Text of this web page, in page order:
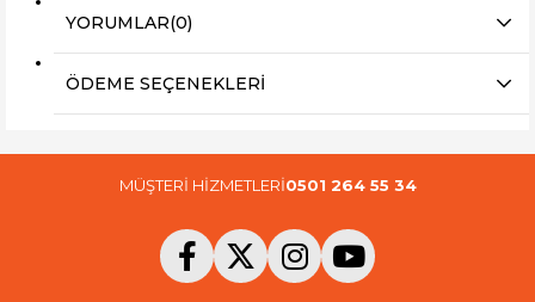
YORUMLAR(0)
ÖDEME SEÇENEKLERI
MÜŞTERİ HİZMETLERİ0501 264 55 34